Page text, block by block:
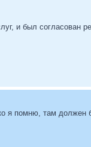
и был согласован
я помню, там